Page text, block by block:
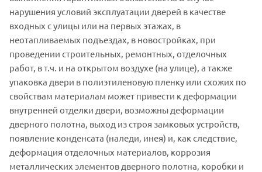
нарушения условий эксплуатации дверей в качестве
входных с улицы или на первых этажах, в
неотапливаемых подъездах, в новостройках, при
проведении строительных, ремонтных, отделочных
работ, в т.ч. и на открытом воздухе (на улице), а также
упаковка двери в полиэтиленовую пленку или схожих по
свойствам материалам может привести к деформации
внутренней отделки двери, возможны деформации
дверного полотна, выход из строя замковых устройств,
появление конденсата (наледи, инея) и, как следствие,
деформация отделочных материалов, коррозия
металлических элементов дверного полотна, коробки и